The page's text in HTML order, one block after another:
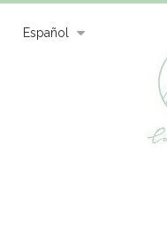
Español